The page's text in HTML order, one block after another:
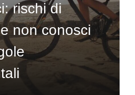
rischi di
non conosci